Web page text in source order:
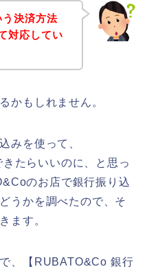
決済方法
対応してい
かもしれません。
みを使って、
たらいいのに、と思っ
のお店で銀行振り込
うかを調べたので、そ
ます。
、【RUBATO&Co 銀行